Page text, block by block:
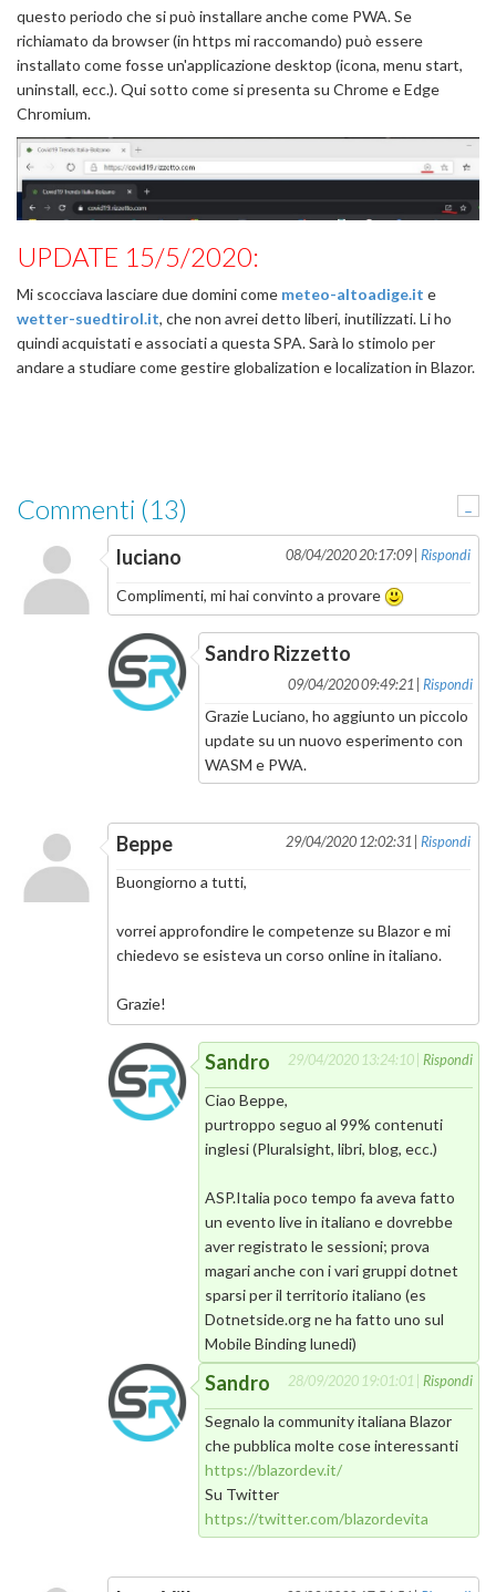
questo periodo che si può installare anche come PWA. Se
richiamato da browser (in https mi raccomando) può essere
installato come fosse un'applicazione desktop (icona, menu start,
uninstall, ecc.). Qui sotto come si presenta su Chrome e Edge
Chromium.
UPDATE 15/5/2020:
Mi scocciava lasciare due domini come meteo-altoadige.it e
wetter-suedtirol.it, che non avrei detto liberi, inutilizzati. Li ho
quindi acquistati e associati a questa SPA. Sarà lo stimolo per
andare a studiare come gestire globalization e localization in Blazor.
Commenti (13) -
luciano 08/04/2020 20:17:09 | Rispondi
Complimenti, mi hai convinto a provare
Sandro Rizzetto
09/04/2020 09:49:21 | Rispondi
Grazie Luciano, ho aggiunto un piccolo
update su un nuovo esperimento con
WASM e PWA.
Beppe 29/04/2020 12:02:31 |Rispondi
Buongiorno a tutti,
vorrei approfondire le competenze su Blazor e mi
chiedevo se esisteva un corso online in italiano.
Grazie!
Sandro 29/04/2020 13:24:10 | Rispondi
Ciao Beppe,
purtroppo seguo al 99% contenuti
inglesi (Pluralsight, libri, blog, ecc.)
ASP.Italia poco tempo fa aveva fatto
un evento live in italiano e dovrebbe
aver registrato le sessioni; prova
magari anche con i vari gruppi dotnet
sparsi per il territorio italiano (es
Dotnetside.org ne ha fatto uno sul
Mobile Binding lunedi)
Sandro 28/09/2020 19:01:01 | Rispondi
Segnalo la community italiana Blazor
che pubblica molte cose interessanti
https://blazordev.it/
Su Twitter
https://twitter.com/blazordevita